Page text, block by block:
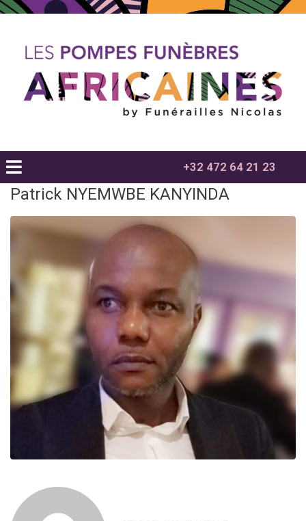
+32 472 64 21 23
Patrick NYEMWBE KANYINDA